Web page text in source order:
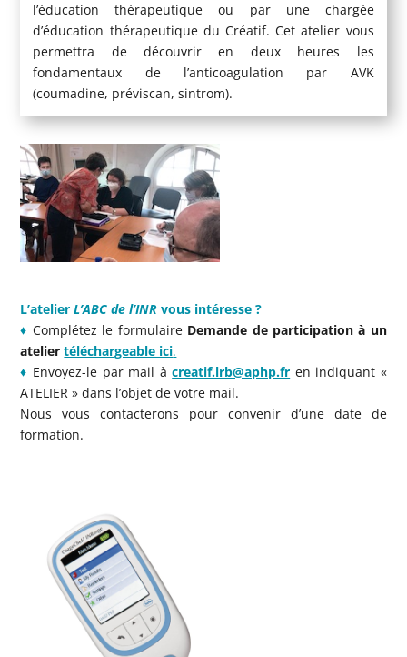
l’éducation thérapeutique ou par une chargée
d’éducation thérapeutique du Créatif. Cet atelier vous
permettra de découvrir en deux heures les
fondamentaux de l’anticoagulation par AVK
(coumadine, préviscan, sintrom).
L’atelierL’ABC de l’INR vous intéresse ?
♦Complétez le formulaire Demande de participation à un
ateliertéléchargeable ici.
♦ Envoyez-le par mail àcreatif.lrb@aphp.fr en indiquant «
ATELIER » dans l’objet de votre mail.
Nous vous contacterons pour convenir d’une date de
formation.